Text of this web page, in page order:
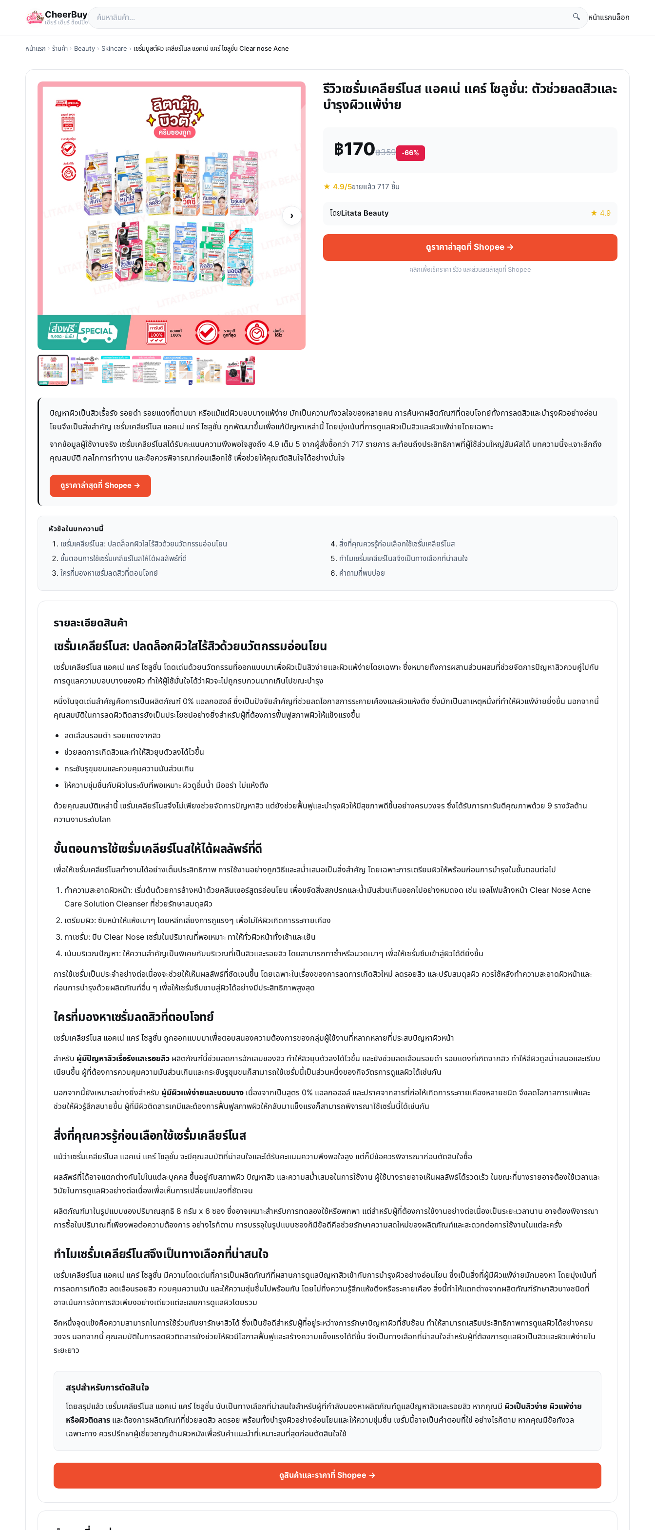
CheerBuy
เซียร์ เซียร์ ช้อปปิ้ง
🔍 หน้าแรกบล็อก
หน้าแรก › ร้านค้า › Beauty › Skincare › เซรั่มบูสต์ผิว เคลียร์โนส แอคเน่ แคร์ โซลูชั่น Clear nose Acne
›
รีวิวเซรั่มเคลียร์โนส แอคเน่ แคร์ โซลูชั่น: ตัวช่วยลดสิวและ
บำรุงผิวแพ้ง่าย
฿170฿359 -66%
★ 4.9/5ขายแล้ว 717 ชิ้น
โดยLitata Beauty ★ 4.9
ดูราคาล่าสุดที่ Shopee →
คลิกเพื่อเช็คราคา รีวิว และส่วนลดล่าสุดที่ Shopee
ปัญหาผิวเป็นสิวเรื้อรัง รอยดำ รอยแดงที่ตามมา หรือแม้แต่ผิวบอบบางแพ้ง่าย มักเป็นความกังวลใจของหลายคน การค้นหาผลิตภัณฑ์ที่ตอบโจทย์ทั้งการลดสิวและบำรุงผิวอย่างอ่อน
โยนจึงเป็นสิ่งสำคัญ เซรั่มเคลียร์โนส แอคเน่ แคร์ โซลูชั่น ถูกพัฒนาขึ้นเพื่อแก้ปัญหาเหล่านี้ โดยมุ่งเน้นที่การดูแลผิวเป็นสิวและผิวแพ้ง่ายโดยเฉพาะ
จากข้อมูลผู้ใช้งานจริง เซรั่มเคลียร์โนสได้รับคะแนนความพึงพอใจสูงถึง 4.9 เต็ม 5 จากผู้สั่งซื้อกว่า 717 รายการ สะท้อนถึงประสิทธิภาพที่ผู้ใช้ส่วนใหญ่สัมผัสได้ บทความนี้จะเจาะลึกถึง
คุณสมบัติ กลไกการทำงาน และข้อควรพิจารณาก่อนเลือกใช้ เพื่อช่วยให้คุณตัดสินใจได้อย่างมั่นใจ
ดูราคาล่าสุดที่ Shopee →
หัวข้อในบทความนี้
เซรั่มเคลียร์โนส: ปลดล็อกผิวใสไร้สิวด้วยนวัตกรรมอ่อนโยน
ขั้นตอนการใช้เซรั่มเคลียร์โนสให้ได้ผลลัพธ์ที่ดี
ใครที่มองหาเซรั่มลดสิวที่ตอบโจทย์
สิ่งที่คุณควรรู้ก่อนเลือกใช้เซรั่มเคลียร์โนส
ทำไมเซรั่มเคลียร์โนสจึงเป็นทางเลือกที่น่าสนใจ
คำถามที่พบบ่อย
รายละเอียดสินค้า
เซรั่มเคลียร์โนส: ปลดล็อกผิวใสไร้สิวด้วยนวัตกรรมอ่อนโยน
เซรั่มเคลียร์โนส แอคเน่ แคร์ โซลูชั่น โดดเด่นด้วยนวัตกรรมที่ออกแบบมาเพื่อผิวเป็นสิวง่ายและผิวแพ้ง่ายโดยเฉพาะ ซึ่งหมายถึงการผสานส่วนผสมที่ช่วยจัดการปัญหาสิวควบคู่ไปกับ
การดูแลความบอบบางของผิว ทำให้ผู้ใช้มั่นใจได้ว่าผิวจะไม่ถูกรบกวนมากเกินไปขณะบำรุง
หนึ่งในจุดเด่นสำคัญคือการเป็นผลิตภัณฑ์ 0% แอลกอฮอล์ ซึ่งเป็นปัจจัยสำคัญที่ช่วยลดโอกาสการระคายเคืองและผิวแห้งตึง ซึ่งมักเป็นสาเหตุหนึ่งที่ทำให้ผิวแพ้ง่ายยิ่งขึ้น นอกจากนี้
คุณสมบัติในการลดผิวติดสารยังเป็นประโยชน์อย่างยิ่งสำหรับผู้ที่ต้องการฟื้นฟูสภาพผิวให้แข็งแรงขึ้น
ลดเลือนรอยดำ รอยแดงจากสิว
ช่วยลดการเกิดสิวและทำให้สิวยุบตัวลงได้ไวขึ้น
กระชับรูขุมขนและควบคุมความมันส่วนเกิน
ให้ความชุ่มชื่นกับผิวในระดับที่พอเหมาะ ผิวดูอิ่มน้ำ มีออร่า ไม่แห้งตึง
ด้วยคุณสมบัติเหล่านี้ เซรั่มเคลียร์โนสจึงไม่เพียงช่วยจัดการปัญหาสิว แต่ยังช่วยฟื้นฟูและบำรุงผิวให้มีสุขภาพดีขึ้นอย่างครบวงจร ซึ่งได้รับการการันตีคุณภาพด้วย 9 รางวัลด้าน
ความงามระดับโลก
ขั้นตอนการใช้เซรั่มเคลียร์โนสให้ได้ผลลัพธ์ที่ดี
เพื่อให้เซรั่มเคลียร์โนสทำงานได้อย่างเต็มประสิทธิภาพ การใช้งานอย่างถูกวิธีและสม่ำเสมอเป็นสิ่งสำคัญ โดยเฉพาะการเตรียมผิวให้พร้อมก่อนการบำรุงในขั้นตอนต่อไป
ทำความสะอาดผิวหน้า: เริ่มต้นด้วยการล้างหน้าด้วยคลีนเซอร์สูตรอ่อนโยน เพื่อขจัดสิ่งสกปรกและน้ำมันส่วนเกินออกไปอย่างหมดจด เช่น เจลโฟมล้างหน้า Clear Nose Acne
Care Solution Cleanser ที่ช่วยรักษาสมดุลผิว
เตรียมผิว: ซับหน้าให้แห้งเบาๆ โดยหลีกเลี่ยงการถูแรงๆ เพื่อไม่ให้ผิวเกิดการระคายเคือง
ทาเซรั่ม: บีบ Clear Nose เซรั่มในปริมาณที่พอเหมาะ ทาให้ทั่วผิวหน้าทั้งเช้าและเย็น
เน้นบริเวณปัญหา: ให้ความสำคัญเป็นพิเศษกับบริเวณที่เป็นสิวและรอยสิว โดยสามารถทาซ้ำหรือนวดเบาๆ เพื่อให้เซรั่มซึมเข้าสู่ผิวได้ดียิ่งขึ้น
การใช้เซรั่มเป็นประจำอย่างต่อเนื่องจะช่วยให้เห็นผลลัพธ์ที่ชัดเจนขึ้น โดยเฉพาะในเรื่องของการลดการเกิดสิวใหม่ ลดรอยสิว และปรับสมดุลผิว ควรใช้หลังทำความสะอาดผิวหน้าและ
ก่อนการบำรุงด้วยผลิตภัณฑ์อื่น ๆ เพื่อให้เซรั่มซึมซาบสู่ผิวได้อย่างมีประสิทธิภาพสูงสุด
ใครที่มองหาเซรั่มลดสิวที่ตอบโจทย์
เซรั่มเคลียร์โนส แอคเน่ แคร์ โซลูชั่น ถูกออกแบบมาเพื่อตอบสนองความต้องการของกลุ่มผู้ใช้งานที่หลากหลายที่ประสบปัญหาผิวหน้า
สำหรับ ผู้มีปัญหาสิวเรื้อรังและรอยสิว ผลิตภัณฑ์นี้ช่วยลดการอักเสบของสิว ทำให้สิวยุบตัวลงได้ไวขึ้น และยังช่วยลดเลือนรอยดำ รอยแดงที่เกิดจากสิว ทำให้สีผิวดูสม่ำเสมอและเรียบ
เนียนขึ้น ผู้ที่ต้องการควบคุมความมันส่วนเกินและกระชับรูขุมขนก็สามารถใช้เซรั่มนี้เป็นส่วนหนึ่งของกิจวัตรการดูแลผิวได้เช่นกัน
นอกจากนี้ยังเหมาะอย่างยิ่งสำหรับ ผู้มีผิวแพ้ง่ายและบอบบาง เนื่องจากเป็นสูตร 0% แอลกอฮอล์ และปราศจากสารที่ก่อให้เกิดการระคายเคืองหลายชนิด จึงลดโอกาสการแพ้และ
ช่วยให้ผิวรู้สึกสบายขึ้น ผู้ที่มีผิวติดสารเคมีและต้องการฟื้นฟูสภาพผิวให้กลับมาแข็งแรงก็สามารถพิจารณาใช้เซรั่มนี้ได้เช่นกัน
สิ่งที่คุณควรรู้ก่อนเลือกใช้เซรั่มเคลียร์โนส
แม้ว่าเซรั่มเคลียร์โนส แอคเน่ แคร์ โซลูชั่น จะมีคุณสมบัติที่น่าสนใจและได้รับคะแนนความพึงพอใจสูง แต่ก็มีข้อควรพิจารณาก่อนตัดสินใจซื้อ
ผลลัพธ์ที่ได้อาจแตกต่างกันไปในแต่ละบุคคล ขึ้นอยู่กับสภาพผิว ปัญหาสิว และความสม่ำเสมอในการใช้งาน ผู้ใช้บางรายอาจเห็นผลลัพธ์ได้รวดเร็ว ในขณะที่บางรายอาจต้องใช้เวลาและ
วินัยในการดูแลผิวอย่างต่อเนื่องเพื่อเห็นการเปลี่ยนแปลงที่ชัดเจน
ผลิตภัณฑ์มาในรูปแบบซองปริมาณสุทธิ 8 กรัม x 6 ซอง ซึ่งอาจเหมาะสำหรับการทดลองใช้หรือพกพา แต่สำหรับผู้ที่ต้องการใช้งานอย่างต่อเนื่องเป็นระยะเวลานาน อาจต้องพิจารณา
การซื้อในปริมาณที่เพียงพอต่อความต้องการ อย่างไรก็ตาม การบรรจุในรูปแบบซองก็มีข้อดีคือช่วยรักษาความสดใหม่ของผลิตภัณฑ์และสะดวกต่อการใช้งานในแต่ละครั้ง
ทำไมเซรั่มเคลียร์โนสจึงเป็นทางเลือกที่น่าสนใจ
เซรั่มเคลียร์โนส แอคเน่ แคร์ โซลูชั่น มีความโดดเด่นที่การเป็นผลิตภัณฑ์ที่ผสานการดูแลปัญหาสิวเข้ากับการบำรุงผิวอย่างอ่อนโยน ซึ่งเป็นสิ่งที่ผู้มีผิวแพ้ง่ายมักมองหา โดยมุ่งเน้นที่
การลดการเกิดสิว ลดเลือนรอยสิว ควบคุมความมัน และให้ความชุ่มชื่นไปพร้อมกัน โดยไม่ทิ้งความรู้สึกแห้งตึงหรือระคายเคือง สิ่งนี้ทำให้แตกต่างจากผลิตภัณฑ์รักษาสิวบางชนิดที่
อาจเน้นการจัดการสิวเพียงอย่างเดียวแต่ละเลยการดูแลผิวโดยรวม
อีกหนึ่งจุดแข็งคือความสามารถในการใช้ร่วมกับยารักษาสิวได้ ซึ่งเป็นข้อดีสำหรับผู้ที่อยู่ระหว่างการรักษาปัญหาผิวที่ซับซ้อน ทำให้สามารถเสริมประสิทธิภาพการดูแลผิวได้อย่างครบ
วงจร นอกจากนี้ คุณสมบัติในการลดผิวติดสารยังช่วยให้ผิวมีโอกาสฟื้นฟูและสร้างความแข็งแรงได้ดีขึ้น จึงเป็นทางเลือกที่น่าสนใจสำหรับผู้ที่ต้องการดูแลผิวเป็นสิวและผิวแพ้ง่ายใน
ระยะยาว
สรุปสำหรับการตัดสินใจ
โดยสรุปแล้ว เซรั่มเคลียร์โนส แอคเน่ แคร์ โซลูชั่น นับเป็นทางเลือกที่น่าสนใจสำหรับผู้ที่กำลังมองหาผลิตภัณฑ์ดูแลปัญหาสิวและรอยสิว หากคุณมี ผิวเป็นสิวง่าย ผิวแพ้ง่าย
หรือผิวติดสาร และต้องการผลิตภัณฑ์ที่ช่วยลดสิว ลดรอย พร้อมทั้งบำรุงผิวอย่างอ่อนโยนและให้ความชุ่มชื่น เซรั่มนี้อาจเป็นคำตอบที่ใช่ อย่างไรก็ตาม หากคุณมีข้อกังวล
เฉพาะทาง ควรปรึกษาผู้เชี่ยวชาญด้านผิวหนังเพื่อรับคำแนะนำที่เหมาะสมที่สุดก่อนตัดสินใจใช้
ดูสินค้าและราคาที่ Shopee →